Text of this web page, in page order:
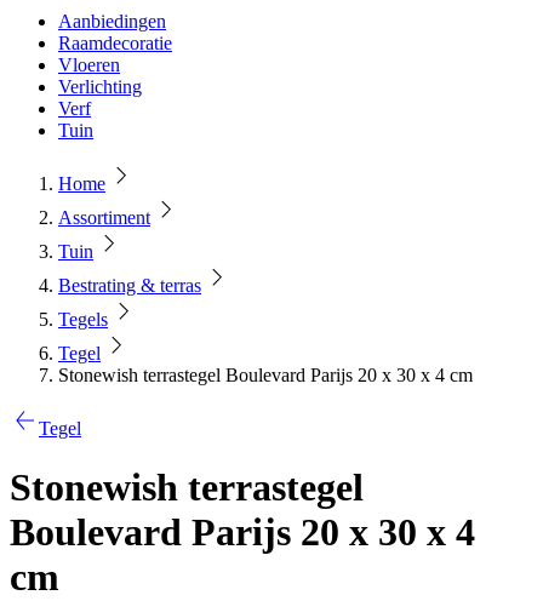
Aanbiedingen
Raamdecoratie
Vloeren
Verlichting
Verf
Tuin
Home
Assortiment
Tuin
Bestrating & terras
Tegels
Tegel
Stonewish terrastegel Boulevard Parijs 20 x 30 x 4 cm
Tegel
Stonewish terrastegel
Boulevard Parijs 20 x 30 x 4
cm